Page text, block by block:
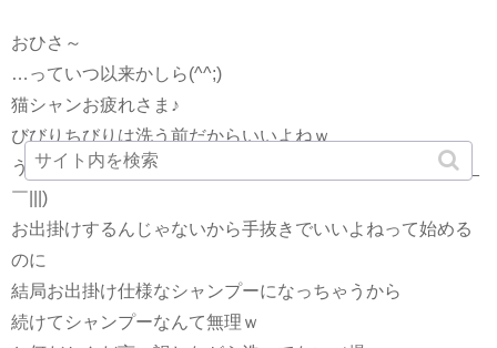
おひさ～
…っていつ以来かしら(^^;)
猫シャンお疲れさま♪
びびりちびりは洗う前だからいいよねｗ
うちもいい加減シャンプーしなきゃ;;って子がわんさか(￣_
￣|||)
お出掛けするんじゃないから手抜きでいいよねって始める
のに
結局お出掛け仕様なシャンプーになっちゃうから
続けてシャンプーなんて無理ｗ